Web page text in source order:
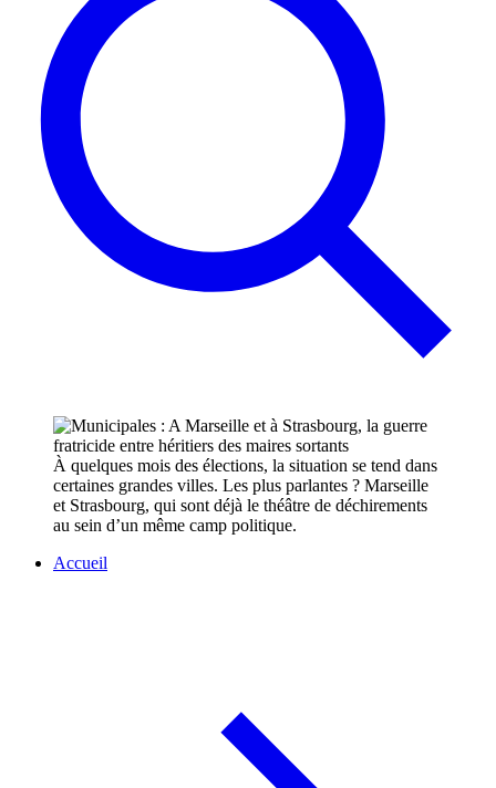
À quelques mois des élections, la situation se tend dans
certaines grandes villes. Les plus parlantes ? Marseille
et Strasbourg, qui sont déjà le théâtre de déchirements
au sein d’un même camp politique.
Accueil